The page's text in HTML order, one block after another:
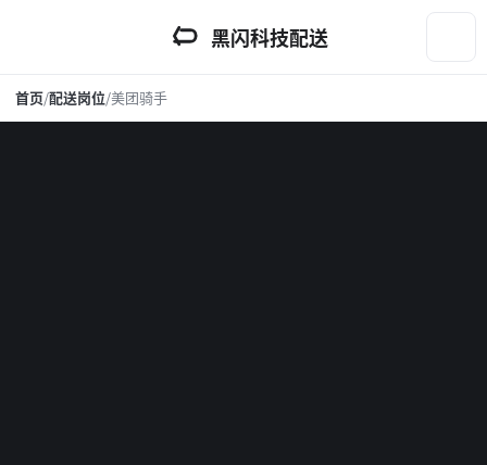
黑闪科技配送
首页/配送岗位/美团骑手